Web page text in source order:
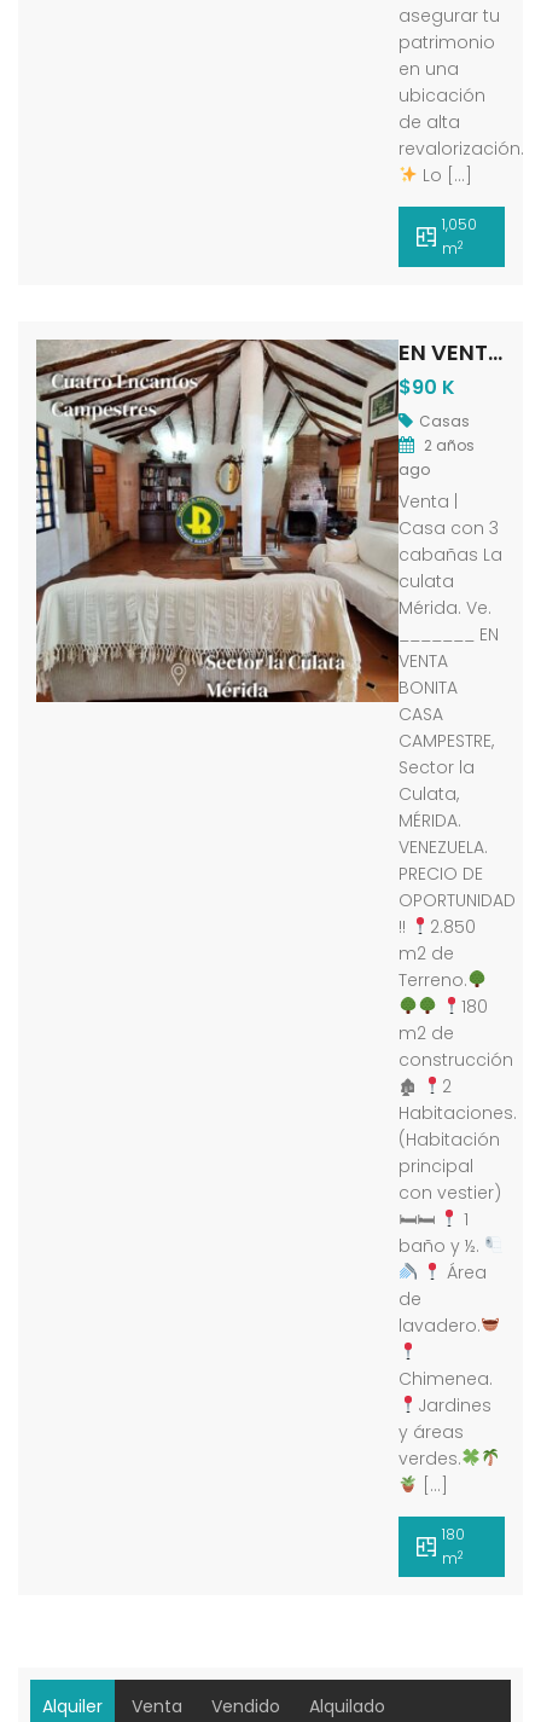
asegurar tu
patrimonio
en una
ubicación
de alta
revalorización.
Lo […]
1,050
m2
EN VENTA CUATRO ENCANTOS CAMPESTRES EN UNA SOLA INVERSIÓN SECTOR LA CÚLATA MÉRIDA – VENEZUELA
$90 K
Casas
2 años
ago
Venta |
Casa con 3
cabañas La
culata
Mérida. Ve.
_______ EN
VENTA
BONITA
CASA
CAMPESTRE,
Sector la
Culata,
MÉRIDA.
VENEZUELA.
PRECIO DE
OPORTUNIDAD
!!
2.850
m2 de
Terreno.
180
m2 de
construcción
🏚
2
Habitaciones.
(Habitación
principal
con vestier)
🛏🛏
1
baño y ½.
Área
de
lavadero.
Chimenea.
Jardines
y áreas
verdes.
[…]
180
m2
Alquiler Venta Vendido Alquilado